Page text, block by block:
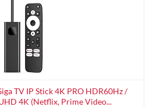
TV IP Stick 4K PRO HDR60Hz /
4K (Netflix, Prime Video...